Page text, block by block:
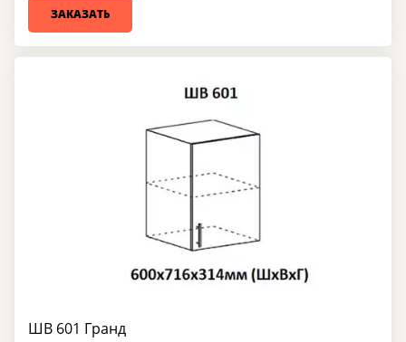
ЗАКАЗАТЬ
ШВ 601 Гранд